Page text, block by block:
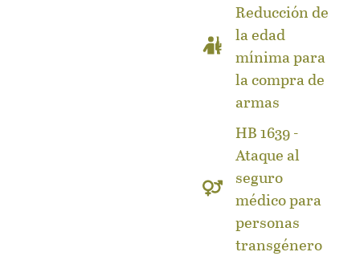
Reducción de
la edad
mínima para
la compra de
armas
HB 1639 -
Ataque al
seguro
médico para
personas
transgénero